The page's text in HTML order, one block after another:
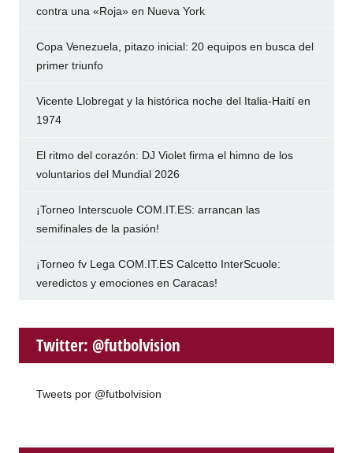
contra una «Roja» en Nueva York
Copa Venezuela, pitazo inicial: 20 equipos en busca del
primer triunfo
Vicente Llobregat y la histórica noche del Italia-Haití en
1974
El ritmo del corazón: DJ Violet firma el himno de los
voluntarios del Mundial 2026
¡Torneo Interscuole COM.IT.ES: arrancan las
semifinales de la pasión!
¡Torneo fv Lega COM.IT.ES Calcetto InterScuole:
veredictos y emociones en Caracas!
Twitter: @futbolvision
Tweets por @futbolvision